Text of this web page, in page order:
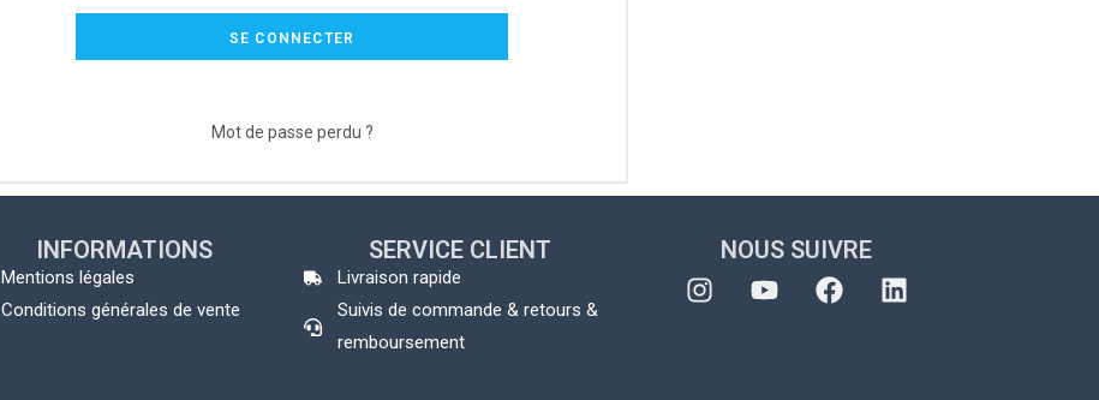
SE CONNECTER
Mot de passe perdu ?
INFORMATIONS
Mentions légales
Conditions générales de vente
SERVICE CLIENT
Livraison rapide
Suivis de commande & retours &
remboursement
NOUS SUIVRE